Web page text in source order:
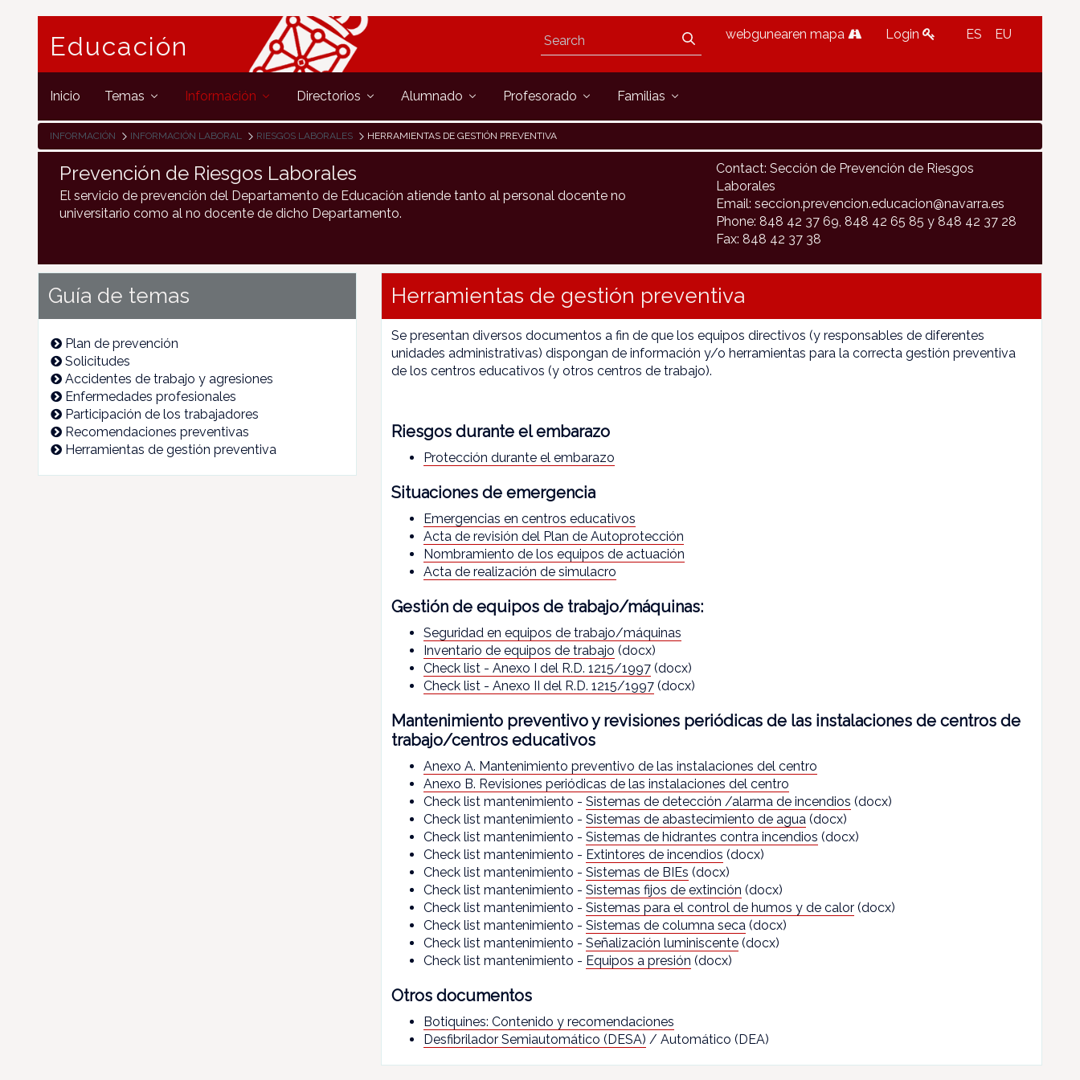
Educación webgunearen mapa Login ES EU
Inicio Temas Información Directorios Alumnado Profesorado Familias
INFORMACIÓN INFORMACIÓN LABORAL RIESGOS LABORALES HERRAMIENTAS DE GESTIÓN PREVENTIVA
Prevención de Riesgos Laborales
El servicio de prevención del Departamento de Educación atiende tanto al personal docente no
universitario como al no docente de dicho Departamento.
Contact: Sección de Prevención de Riesgos
Laborales
Email: seccion.prevencion.educacion@navarra.es
Phone: 848 42 37 69, 848 42 65 85 y 848 42 37 28
Fax: 848 42 37 38
Guía de temas
Plan de prevención
Solicitudes
Accidentes de trabajo y agresiones
Enfermedades profesionales
Participación de los trabajadores
Recomendaciones preventivas
Herramientas de gestión preventiva
Herramientas de gestión preventiva
Se presentan diversos documentos a fin de que los equipos directivos (y responsables de diferentes
unidades administrativas) dispongan de información y/o herramientas para la correcta gestión preventiva
de los centros educativos (y otros centros de trabajo).
Riesgos durante el embarazo
Protección durante el embarazo
Situaciones de emergencia
Emergencias en centros educativos
Acta de revisión del Plan de Autoprotección
Nombramiento de los equipos de actuación
Acta de realización de simulacro
Gestión de equipos de trabajo/máquinas:
Seguridad en equipos de trabajo/máquinas
Inventario de equipos de trabajo (docx)
Check list - Anexo I del R.D. 1215/1997(docx)
Check list - Anexo II del R.D. 1215/1997(docx)
Mantenimiento preventivo y revisiones periódicas de las instalaciones de centros de
trabajo/centros educativos
Anexo A. Mantenimiento preventivo de las instalaciones del centro
Anexo B. Revisiones periódicas de las instalaciones del centro
Check list mantenimiento - Sistemas de detección /alarma de incendios (docx)
Check list mantenimiento - Sistemas de abastecimiento de agua(docx)
Check list mantenimiento - Sistemas de hidrantes contra incendios (docx)
Check list mantenimiento - Extintores de incendios (docx)
Check list mantenimiento - Sistemas de BIEs (docx)
Check list mantenimiento - Sistemas fijos de extinción (docx)
Check list mantenimiento - Sistemas para el control de humos y de calor(docx)
Check list mantenimiento - Sistemas de columna seca(docx)
Check list mantenimiento - Señalización luminiscente(docx)
Check list mantenimiento - Equipos a presión (docx)
Otros documentos
Botiquines: Contenido y recomendaciones
Desfibrilador Semiautomático (DESA) / Automático (DEA)